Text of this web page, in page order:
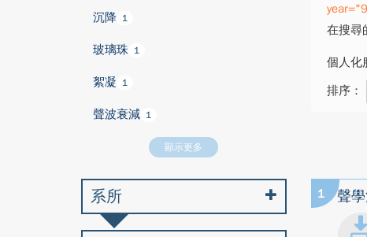
在搜尋
個人化
排序：
1 聲
沉降 1
玻璃珠 1
絮凝 1
聲波衰減 1
顯示更多
系所